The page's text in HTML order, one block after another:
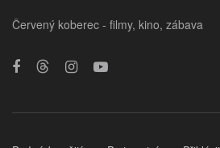
Červený koberec - filmy, kino, zábava